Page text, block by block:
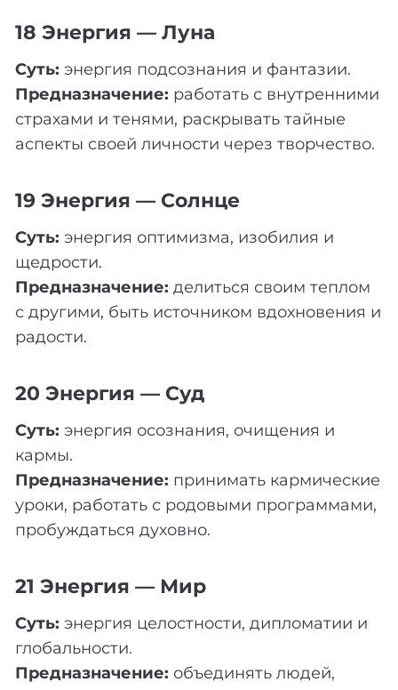
18 Энергия — Луна
Суть: энергия подсознания и фантазии.
Предназначение: работать с внутренними
страхами и тенями, раскрывать тайные
аспекты своей личности через творчество.
19 Энергия — Солнце
Суть: энергия оптимизма, изобилия и
щедрости.
Предназначение: делиться своим теплом
с другими, быть источником вдохновения и
радости.
20 Энергия — Суд
Суть: энергия осознания, очищения и
кармы.
Предназначение: принимать кармические
уроки, работать с родовыми программами,
пробуждаться духовно.
21 Энергия — Мир
Суть: энергия целостности, дипломатии и
глобальности.
Предназначение: объединять людей,